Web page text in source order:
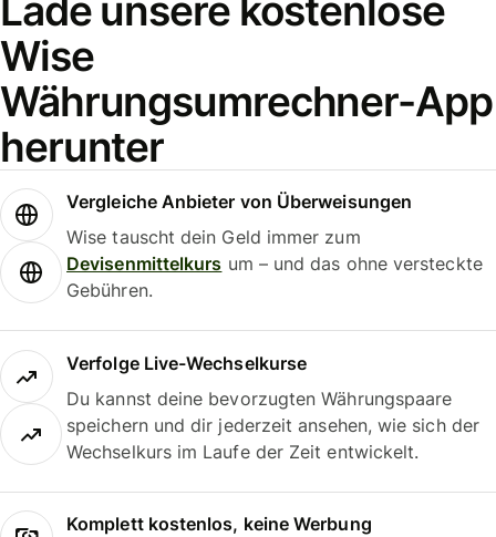
Lade unsere kostenlose
Wise
Währungsumrechner-App
herunter
Vergleiche Anbieter von Überweisungen
Wise tauscht dein Geld immer zum
Devisenmittelkurs um – und das ohne versteckte
Gebühren.
Verfolge Live-Wechselkurse
Du kannst deine bevorzugten Währungspaare
speichern und dir jederzeit ansehen, wie sich der
Wechselkurs im Laufe der Zeit entwickelt.
Komplett kostenlos, keine Werbung